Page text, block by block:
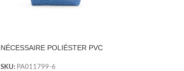
NÉCESSAIRE POLIÉSTER PVC
SKU: PA011799-6